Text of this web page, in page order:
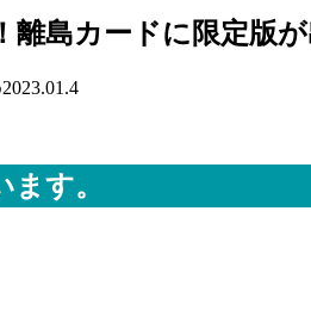
島カードに限定版が
2023.01.4
す。